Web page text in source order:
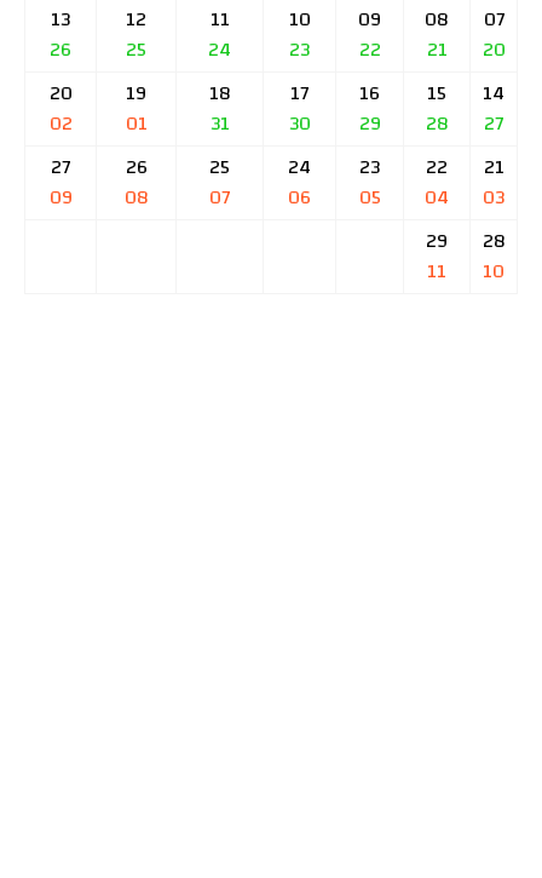
07
20
08
21
09
22
10
23
11
24
12
25
13
26
14
27
15
28
16
29
17
30
18
31
19
01
20
02
21
03
22
04
23
05
24
06
25
07
26
08
27
09
28
10
29
11